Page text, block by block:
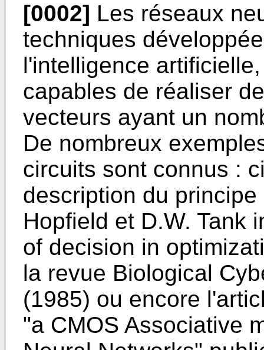
[0002] Les réseaux
techniques
l'intelligence
capables de réaliser
vecteurs ayant un
De nombreux
circuits sont connus :
description du
Hopfield et D.W. Tank
of decision in
la revue Biological
(1985) ou encore
"a CMOS Associative